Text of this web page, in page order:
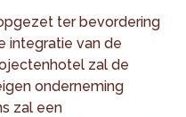
ter bevordering
integratie van de
zal de
onderneming
zal een